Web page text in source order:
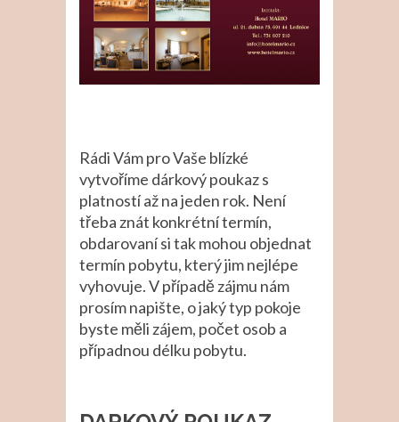
Rádi Vám pro Vaše blízké
vytvoříme dárkový poukaz s
platností až na jeden rok. Není
třeba znát konkrétní termín,
obdarovaní si tak mohou objednat
termín pobytu, který jim nejlépe
vyhovuje. V případě zájmu nám
prosím napište, o jaký typ pokoje
byste měli zájem, počet osob a
případnou délku pobytu.